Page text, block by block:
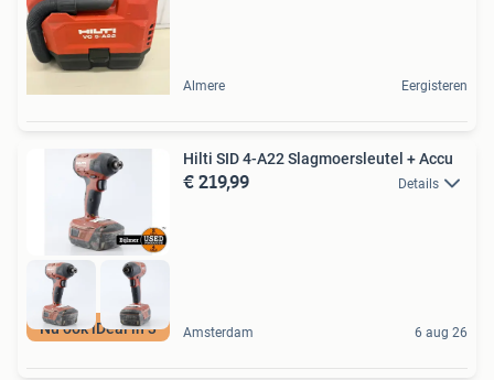
Almere Eergisteren
Nu ook iDeal in 3
Hilti SID 4-A22 Slagmoersleutel + Accu
€ 219,99 Details
Amsterdam 6 aug 26